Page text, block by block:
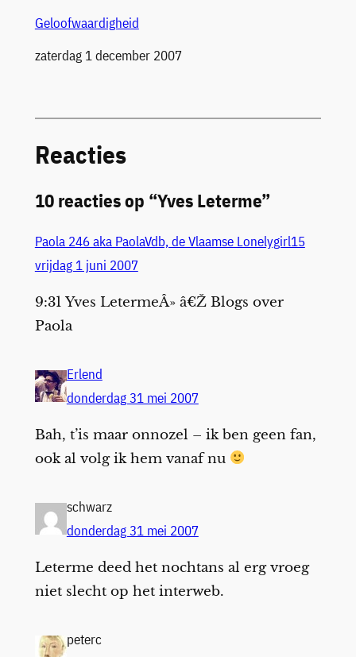
Geloofwaardigheid
Datum
zaterdag 1 december 2007
Reacties
10 reacties op “Yves Leterme”
Paola 246 aka PaolaVdb, de Vlaamse Lonelygirl15
vrijdag 1 juni 2007
9:31 Yves LetermeÂ» â€Ž Blogs over
Paola
Erlend
donderdag 31 mei 2007
Bah, t’is maar onnozel – ik ben geen fan,
ook al volg ik hem vanaf nu
schwarz
donderdag 31 mei 2007
Leterme deed het nochtans al erg vroeg
niet slecht op het interweb.
peterc